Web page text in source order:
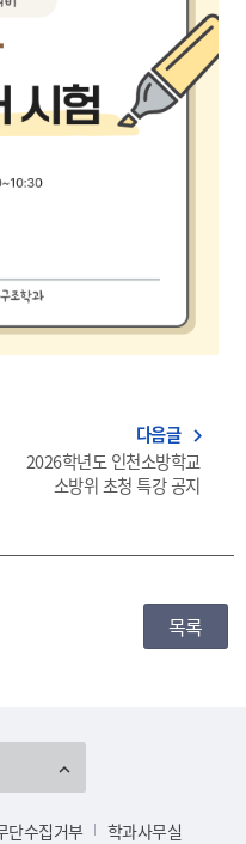
다음글 navigate_next
2026학년도 인천소방학교
소방위 초청 특강 공지
목록
단수집거부 학과사무실